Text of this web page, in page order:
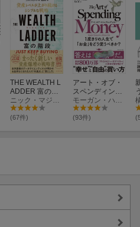
THE WEALTH L
ADDER 富の階
段
ニック・マジューリ
(67件)
アート・オブ・
スペンディング
マネー
モーガン・ハウセル
(93件)